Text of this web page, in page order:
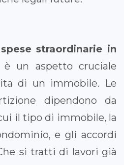
spese straordinarie in
è un aspetto cruciale
di un immobile. Le
dipendono da
il tipo di immobile, la
e gli accordi
si tratti di lavori già